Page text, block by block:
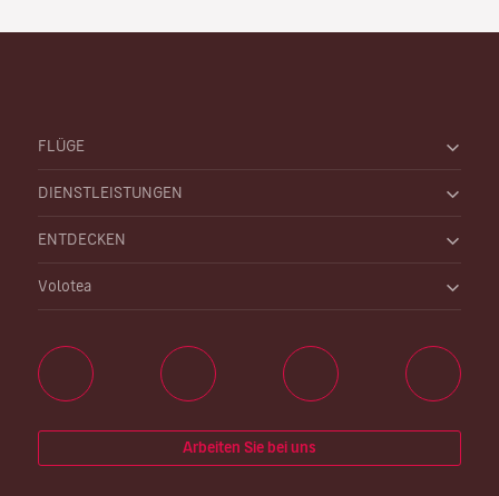
FLÜGE
DIENSTLEISTUNGEN
ENTDECKEN
Volotea
Arbeiten Sie bei uns